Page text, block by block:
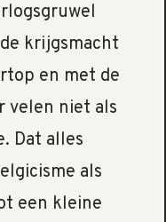
krijgsmacht
en met de
velen niet als
Dat alles
als
een kleine